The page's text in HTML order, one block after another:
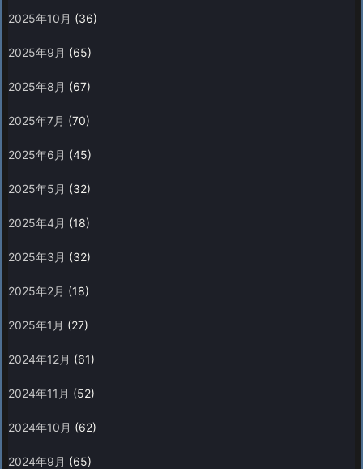
2025年10月 (36)
2025年9月 (65)
2025年8月 (67)
2025年7月 (70)
2025年6月 (45)
2025年5月 (32)
2025年4月 (18)
2025年3月 (32)
2025年2月 (18)
2025年1月 (27)
2024年12月 (61)
2024年11月 (52)
2024年10月 (62)
2024年9月 (65)